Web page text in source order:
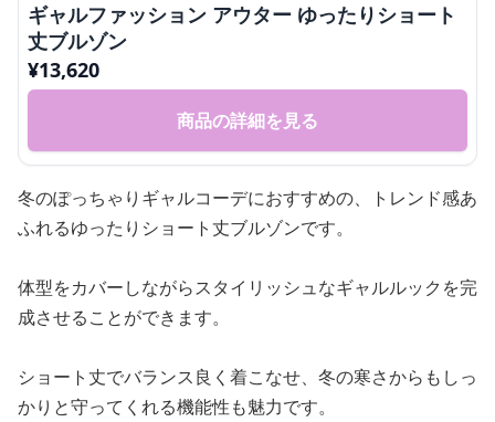
ギャルファッション アウター ゆったりショート
丈ブルゾン
¥13,620
商品の詳細を見る
冬のぽっちゃりギャルコーデにおすすめの、トレンド感あ
ふれるゆったりショート丈ブルゾンです。
体型をカバーしながらスタイリッシュなギャルルックを完
成させることができます。
ショート丈でバランス良く着こなせ、冬の寒さからもしっ
かりと守ってくれる機能性も魅力です。